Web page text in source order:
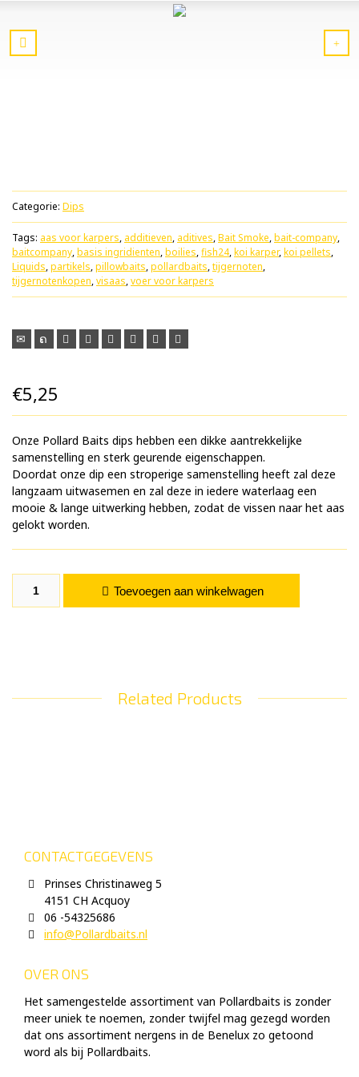
Categorie: Dips
Tags: aas voor karpers, additieven, aditives,Bait Smoke,bait-company,
baitcompany,basis ingridienten,boilies,fish24,koi karper,koi pellets,
Liquids,partikels,pillowbaits,pollardbaits,tijgernoten,
tijgernotenkopen,visaas,voer voor karpers
€5,25
Onze Pollard Baits dips hebben een dikke aantrekkelijke
samenstelling en sterk geurende eigenschappen.
Doordat onze dip een stroperige samenstelling heeft zal deze
langzaam uitwasemen en zal deze in iedere waterlaag een
mooie & lange uitwerking hebben, zodat de vissen naar het aas
gelokt worden.
Tijgernoot 100 ML aantalToevoegen aan winkelwagen
Related Products
CONTACTGEGEVENS
Prinses Christinaweg 5
4151 CH Acquoy
06 -54325686
info@Pollardbaits.nl
OVER ONS
Het samengestelde assortiment van Pollardbaits is zonder
meer uniek te noemen, zonder twijfel mag gezegd worden
dat ons assortiment nergens in de Benelux zo getoond
word als bij Pollardbaits.